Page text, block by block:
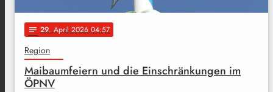
notes 29. April 2026 04:57
Region
Maibaumfeiern und die Einschränkungen im
ÖPNV